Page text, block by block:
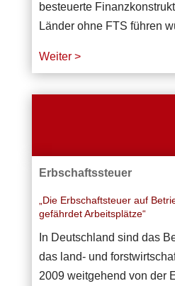
besteuerte
Länder ohne FTS führen
Weiter >
Erbschaftssteuer
„Die Erbschaftsteuer auf
gefährdet Arbeitsplätze“
In Deutschland sind das
das land- und
2009 weitgehend von der